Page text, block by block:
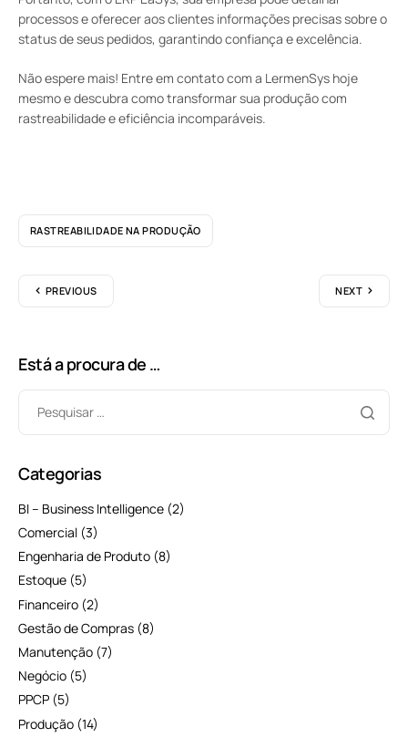
processos e oferecer aos clientes informações precisas sobre o
status de seus pedidos, garantindo confiança e excelência.
Não espere mais! Entre em contato com a LermenSys hoje
mesmo e descubra como transformar sua produção com
rastreabilidade e eficiência incomparáveis.
RASTREABILIDADE NA PRODUÇÃO
PREVIOUS NEXT
Está a procura de …
Categorias
BI – Business Intelligence (2)
Comercial (3)
Engenharia de Produto (8)
Estoque (5)
Financeiro (2)
Gestão de Compras (8)
Manutenção (7)
Negócio (5)
PPCP (5)
Produção (14)